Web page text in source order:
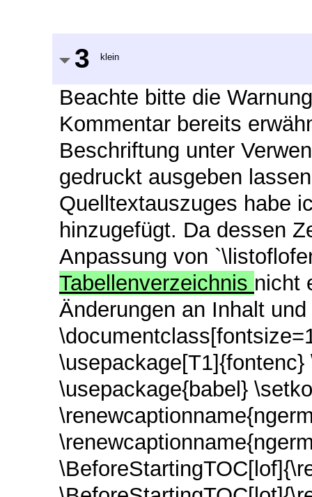
3 klein
Beachte bitte die
Kommentar bereits
Beschriftung unter
gedruckt ausgeben
Quelltextauszuges habe
hinzugefügt. Da dessen
Anpassung von
Tabellenverzeichnis nicht
Änderungen an Inhalt
\usepackage{babel}